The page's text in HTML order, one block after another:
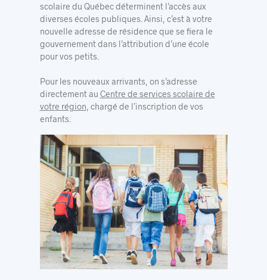
scolaire du Québec déterminent l’accès aux
diverses écoles publiques. Ainsi, c’est à votre
nouvelle adresse de résidence que se fiera le
gouvernement dans l’attribution d’une école
pour vos petits.
Pour les nouveaux arrivants, on s’adresse
directement au Centre de services scolaire de
votre région , chargé de l’inscription de vos
enfants.